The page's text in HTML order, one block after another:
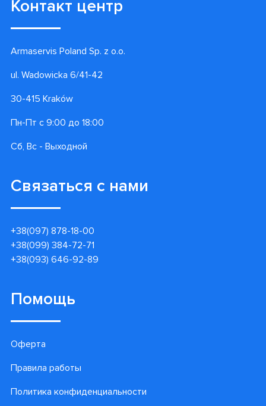
Контакт центр
Armaservis Poland Sp. z o.o.
ul. Wadowicka 6/41-42
30-415 Kraków
Пн-Пт с 9:00 до 18:00
Сб, Вс - Выходной
Связаться с нами
+38(097) 878-18-00
+38(099) 384-72-71
+38(093) 646-92-89
Помощь
Оферта
Правила работы
Политика конфиденциальности